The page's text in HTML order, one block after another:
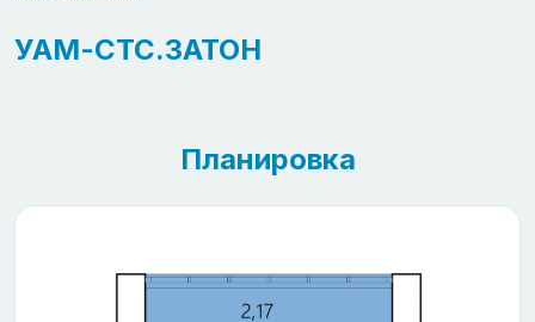
УАМ-СТС.ЗАТОН
Планировка